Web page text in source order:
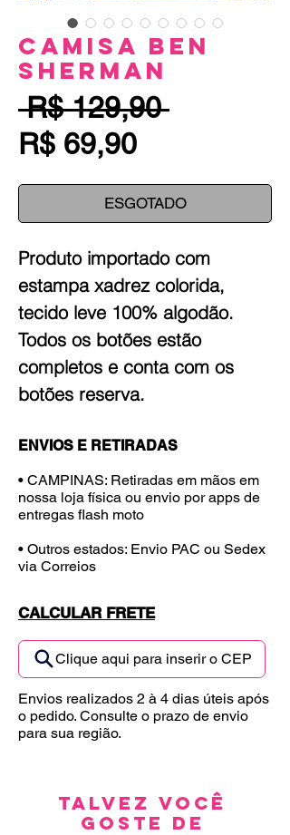
Camisa Ben
Sherman
R$ 129,90 Preço
R$ 69,90Preço
promocional
ESGOTADO
Produto importado com
estampa xadrez colorida,
tecido leve 100% algodão.
Todos os botões estão
completos e conta com os
botões reserva.
ENVIOS E RETIRADAS
• CAMPINAS: Retiradas em mãos em
nossa loja física ou envio por apps de
entregas flash moto
• Outros estados: Envio PAC ou Sedex
via Correios
CALCULAR FRETE
Clique aqui para inserir o CEP
Envios realizados 2 à 4 dias úteis após
o pedido. Consulte o prazo de envio
para sua região.
Talvez você
goste de